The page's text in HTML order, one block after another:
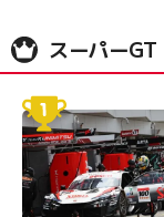
スーパー